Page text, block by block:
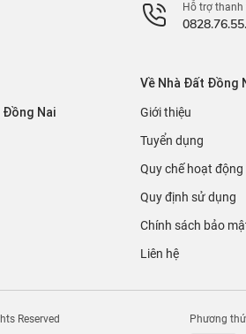
Đồng Nai
Hỗ trợ thanh
Về Nhà Đất Đồng
Giới thiệu
Tuyển dụng
Quy chế hoạt động
Quy định sử dụng
Chính sách bảo
Liên hệ
Reserved Phương